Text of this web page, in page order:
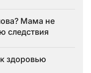
Мама не
следствия
здоровью